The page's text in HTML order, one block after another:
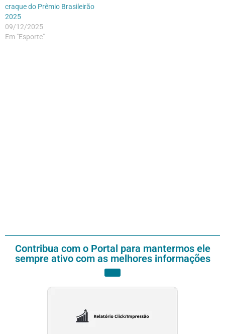
craque do Prêmio Brasileirão
2025
09/12/2025
Em "Esporte"
Contribua com o Portal para mantermos ele
sempre ativo com as melhores informações